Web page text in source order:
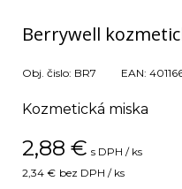
Berrywell
Obj. čislo: BR7 EAN:
Kozmetická miska
2,88 € s DPH / ks
2,34 € bez DPH / ks